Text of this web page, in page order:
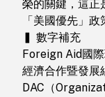
榮的關鍵，這正
「美國優先」
▍ 數字補充
Foreign Aid國
經濟合作暨發展
DAC（